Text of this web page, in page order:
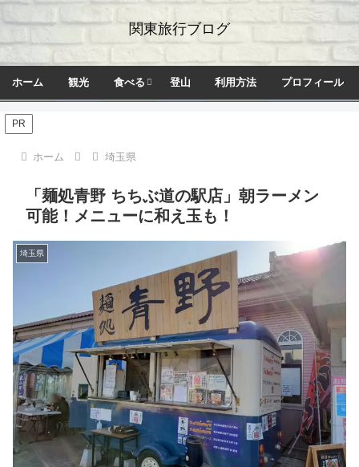
関東旅行ブログ
ホーム 観光 食べる 登山 利用方法 プロフィール
PR
ホーム 埼玉県
「麺処青野 ちちぶ道の駅店」朝ラーメン
可能！メニューに和え玉も！
埼玉県